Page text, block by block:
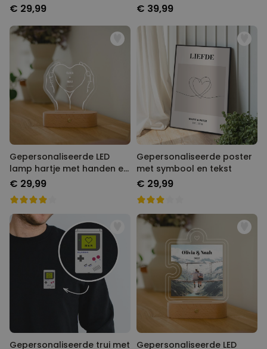
€ 29,99 € 39,99
Gepersonaliseerde LED
lamp hartje met handen en
namen
€ 29,99
Gepersonaliseerde poster
met symbool en tekst
€ 29,99
Gepersonaliseerde trui met Gepersonaliseerde LED